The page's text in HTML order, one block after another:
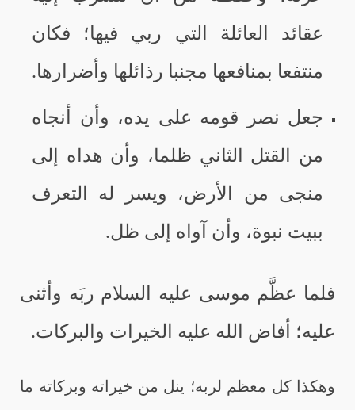
عقائد العائلة التي ربي فيها؛ فكان
منتفعا بمنافعها مجنبا رذائلها وأضرارها.
جعل نصر قومه على يده، وأن أنجاه
من القتل الثاني ظلما، وأن هداه إلى
منجى من الأرض، ويسر له التعرف
ببيت نبوة، وأن آواه إلى ظل.
فلما عظَّم موسى عليه السلام ربَه وأثنى
عليه؛ أفاض الله عليه الخيرات والبركات.
وهكذا كل معظم لربه؛ ينل من خيراته وبركاته ما